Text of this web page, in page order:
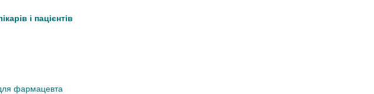
і пацієнтів
фармацевта